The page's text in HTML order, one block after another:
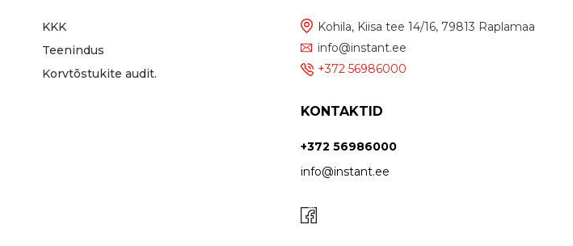
KKK
Teenindus
Korvtõstukite audit.
Kohila, Kiisa tee 14/16, 79813 Raplamaa
info@instant.ee
+372 56986000
KONTAKTID
+372 56986000
info@instant.ee